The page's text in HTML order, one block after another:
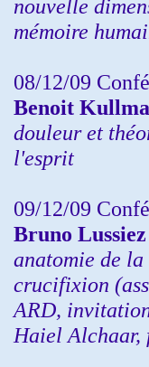
nouvelle
mémoire
08/12/09
Benoit
douleur et
l'esprit
09/12/09
Bruno Lussiez
anatomie de la
crucifixion
ARD,
Haiel Alchaar,